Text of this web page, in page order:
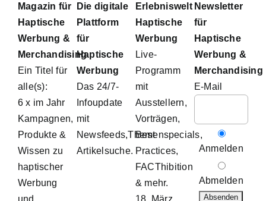
Magazin für
Haptische
Werbung &
Merchandising
Ein Titel für
alle(s):
6 x im Jahr
Kampagnen,
Produkte &
Wissen zu
haptischer
Werbung
und
Die digitale
Plattform
für
Haptische
Werbung
Das 24/7-
Infoupdate
mit
Newsfeeds,Themenspecials,
Artikelsuche.
Erlebniswelt
Haptische
Werbung
Live-
Programm
mit
Ausstellern,
Vorträgen,
Best
Practices,
FACThibition
& mehr.
18. März
Newsletter
für
Haptische
Werbung &
Merchandising
E-Mail
Anmelden
Abmelden